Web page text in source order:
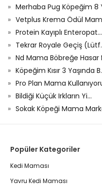
Merhaba Pug Köpeğim 8
Vetplus Krema Ödül
Protein Kayıplı Enteropat...
Tekrar Royale Geçiş
Nd Mama Böbreğe Hasar
Köpeğim Kısır 3 Yaşında
Pro Plan Mama
Bildiği Küçük Irkların Yi...
Sokak Köpeği Mama
Popüler Kategoriler
Kedi Maması
Yavru Kedi Maması